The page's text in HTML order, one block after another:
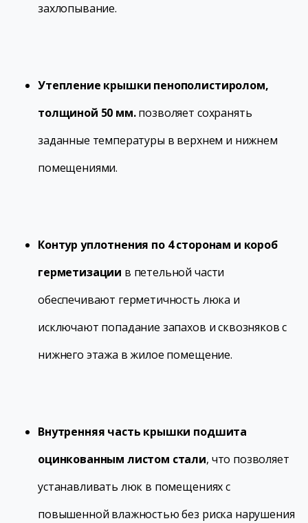
захлопывание.
Утепление крышки пенополистиролом,
толщиной 50 мм.позволяет сохранять
заданные температуры в верхнем и нижнем
помещениями.
Контур уплотнения по 4 сторонам и короб
герметизации в петельной части
обеспечивают герметичность люка и
исключают попадание запахов и сквозняков с
нижнего этажа в жилое помещение.
Внутренняя часть крышки подшита
оцинкованным листом стали, что позволяет
устанавливать люк в помещениях с
повышенной влажностью без риска нарушения